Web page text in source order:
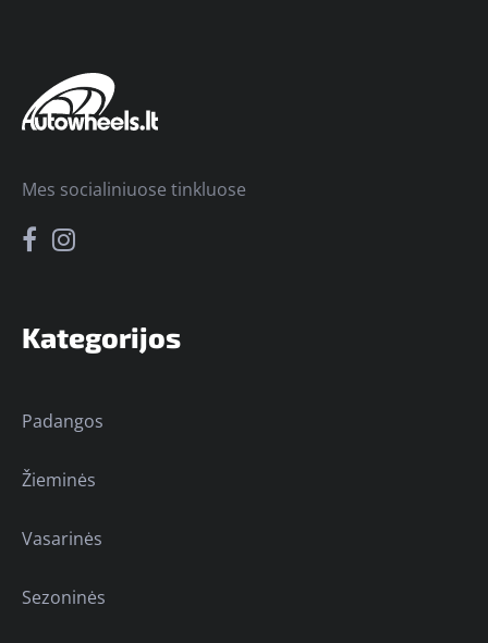
Kategorijos
Padangos
Žieminės
Vasarinės
Sezoninės
Mes socialiniuose tinkluose